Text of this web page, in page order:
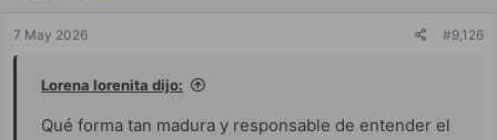
s
7 May 2026 #9,126
Lorena lorenita dijo:
Qué forma tan madura y responsable de entender el